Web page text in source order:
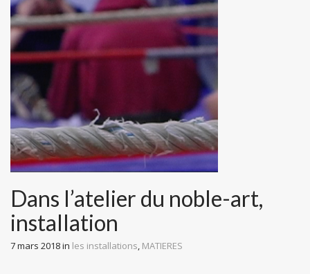
Dans l’atelier du noble-art,
installation
7 mars 2018in les installations, MATIERES